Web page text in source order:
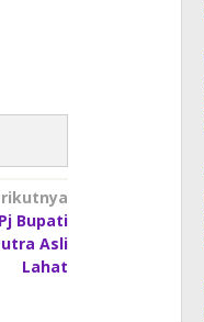
Bupati
Asli
Lahat